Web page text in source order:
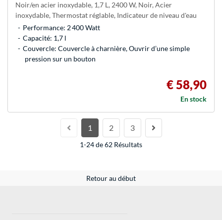
Noir/en acier inoxydable, 1,7 L, 2400 W, Noir, Acier
inoxydable, Thermostat réglable, Indicateur de niveau d'eau
Performance: 2 400 Watt
Capacité: 1,7 l
Couvercle: Couvercle à charnière, Ouvrir d’une simple
pression sur un bouton
€ 58,90
En stock
1 2 3
1-24 de 62 Résultats
Retour au début